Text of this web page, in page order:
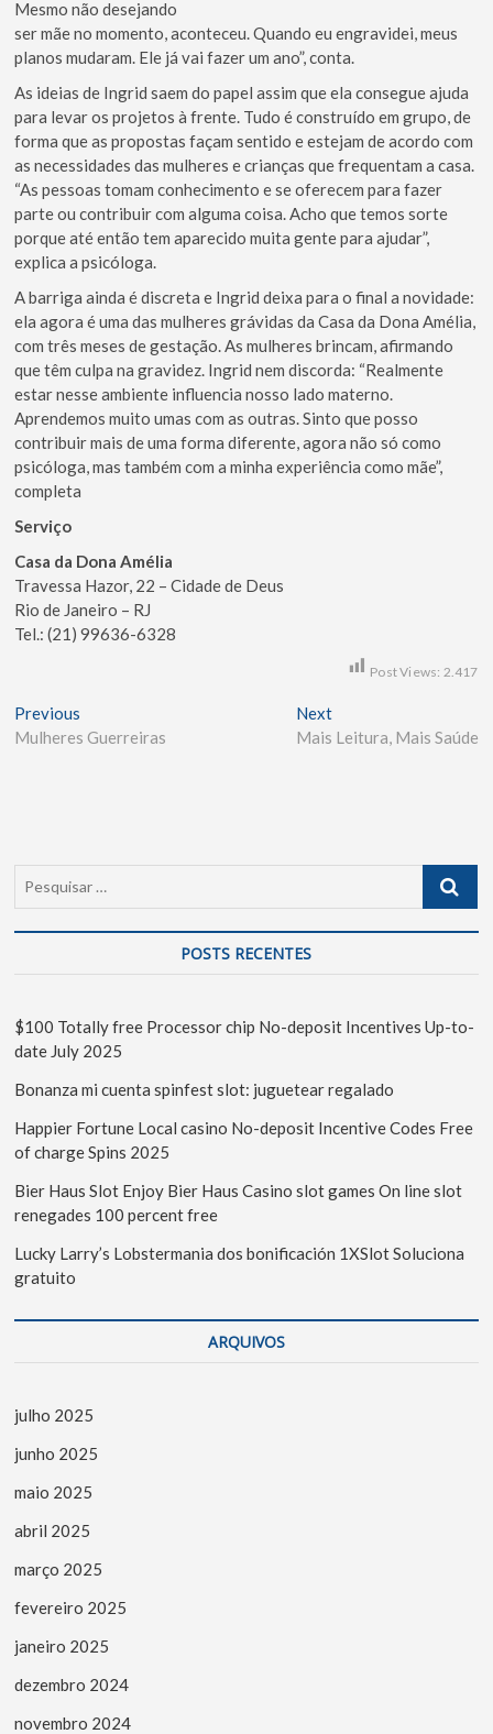
Mesmo não desejando
ser mãe no momento, aconteceu. Quando eu engravidei, meus
planos mudaram. Ele já vai fazer um ano”, conta.
As ideias de Ingrid saem do papel assim que ela consegue ajuda
para levar os projetos à frente. Tudo é construído em grupo, de
forma que as propostas façam sentido e estejam de acordo com
as necessidades das mulheres e crianças que frequentam a casa.
“As pessoas tomam conhecimento e se oferecem para fazer
parte ou contribuir com alguma coisa. Acho que temos sorte
porque até então tem aparecido muita gente para ajudar”,
explica a psicóloga.
A barriga ainda é discreta e Ingrid deixa para o final a novidade:
ela agora é uma das mulheres grávidas da Casa da Dona Amélia,
com três meses de gestação. As mulheres brincam, afirmando
que têm culpa na gravidez. Ingrid nem discorda: “Realmente
estar nesse ambiente influencia nosso lado materno.
Aprendemos muito umas com as outras. Sinto que posso
contribuir mais de uma forma diferente, agora não só como
psicóloga, mas também com a minha experiência como mãe”,
completa
Serviço
Casa da Dona Amélia
Travessa Hazor, 22 – Cidade de Deus
Rio de Janeiro – RJ
Tel.: (21) 99636-6328
Post Views: 2.417
Previous
Mulheres Guerreiras
Next
Mais Leitura, Mais Saúde
POSTS RECENTES
$100 Totally free Processor chip No-deposit Incentives Up-to-
date July 2025
Bonanza mi cuenta spinfest slot: juguetear regalado
Happier Fortune Local casino No-deposit Incentive Codes Free
of charge Spins 2025
Bier Haus Slot Enjoy Bier Haus Casino slot games On line slot
renegades 100 percent free
Lucky Larry’s Lobstermania dos bonificación 1XSlot Soluciona
gratuito
ARQUIVOS
julho 2025
junho 2025
maio 2025
abril 2025
março 2025
fevereiro 2025
janeiro 2025
dezembro 2024
novembro 2024